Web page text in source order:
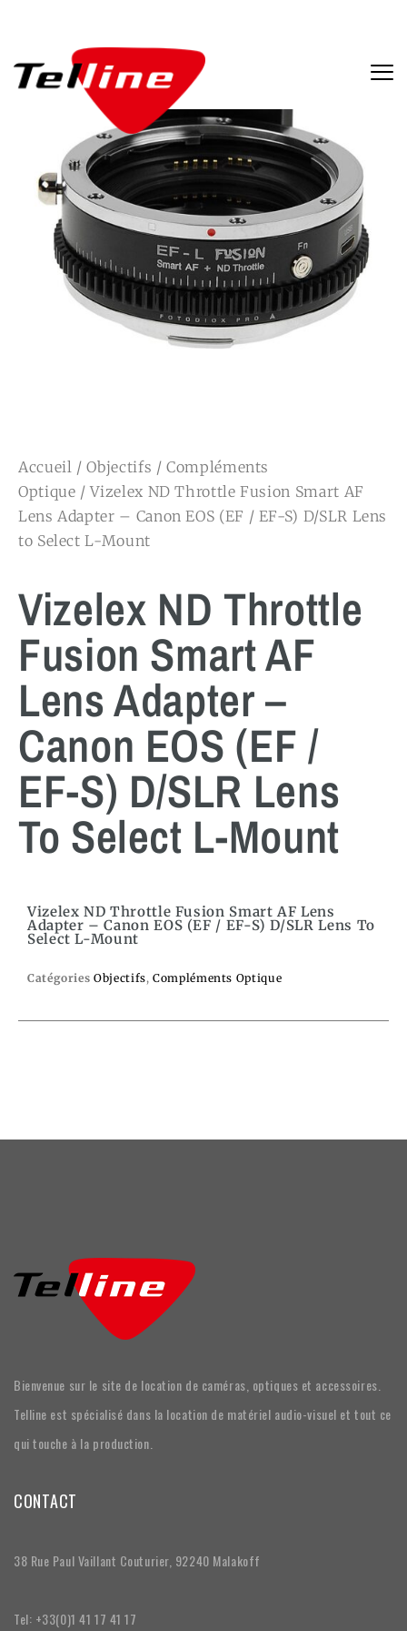
Accueil /Objectifs /Compléments
Optique / Vizelex ND Throttle Fusion Smart AF
Lens Adapter – Canon EOS (EF / EF-S) D/SLR Lens
to Select L-Mount
Vizelex ND Throttle
Fusion Smart AF
Lens Adapter –
Canon EOS (EF /
EF-S) D/SLR Lens
To Select L-Mount
Vizelex ND Throttle Fusion Smart AF Lens
Adapter – Canon EOS (EF / EF-S) D/SLR Lens To
Select L-Mount
Catégories Objectifs,Compléments Optique
Bienvenue sur le site de location de caméras, optiques et accessoires.
Telline est spécialisé dans la location de matériel audio-visuel et tout ce
qui touche à la production.
CONTACT
38 Rue Paul Vaillant Couturier, 92240 Malakoff
Tel: +33(0)1 41 17 41 17